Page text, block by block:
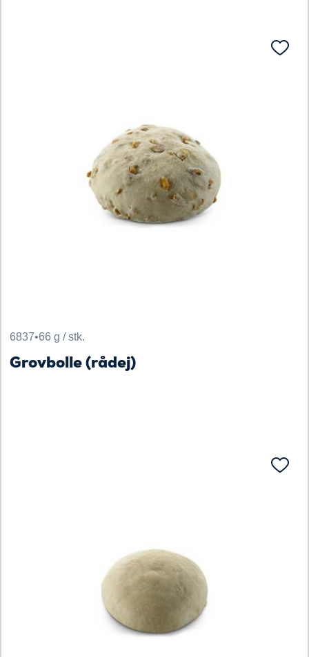
6837•66 g / stk.
Grovbolle (rådej)